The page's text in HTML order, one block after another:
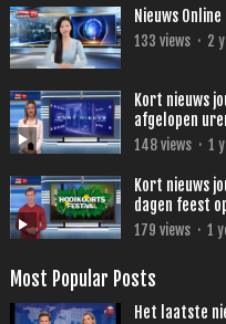
Nieuws
133 views · 2
Kort nieuws
afgelopen
148views · 1
Kort nieuws
dagen feest
179 views · 1
Most Popular Posts
Het laatste